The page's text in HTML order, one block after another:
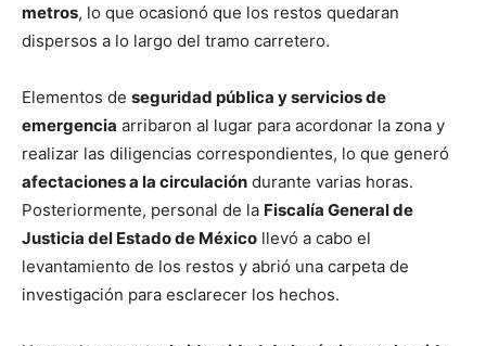
metros, lo que ocasionó que los restos quedaran
dispersos a lo largo del tramo carretero.
Elementos de seguridad pública y servicios de
emergencia arribaron al lugar para acordonar la zona y
realizar las diligencias correspondientes, lo que generó
afectaciones a la circulación durante varias horas.
Posteriormente, personal de la Fiscalía General de
Justicia del Estado de México llevó a cabo el
levantamiento de los restos y abrió una carpeta de
investigación para esclarecer los hechos.